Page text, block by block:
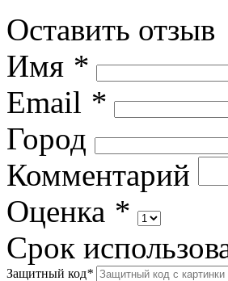
Оставить отзыв
Имя *
Email *
Город
Комментарий
Оценка *
Срок
Защитный код*